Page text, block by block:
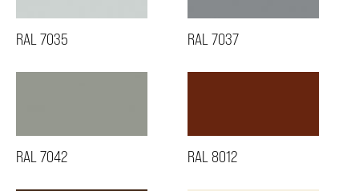
RAL 7035 RAL 7037
RAL 7042 RAL 8012